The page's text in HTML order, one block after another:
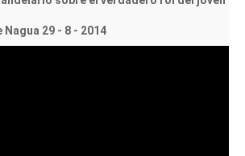
29 - 8 - 2014